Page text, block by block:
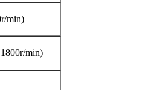
min)
min)